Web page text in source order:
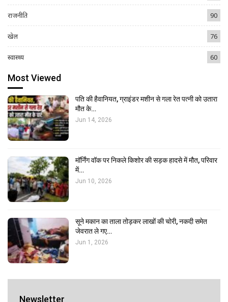
राजनीति 90
खेल 76
स्वास्थ्य 60
Most Viewed
पति की हैवानियत, ग्राइंडर मशीन से गला रेत पत्नी को उतारा
मौत के…
Jun 14, 2026
मॉर्निंग वॉक पर निकले किशोर की सड़क हादसे में मौत, परिवार
में…
Jun 10, 2026
सूने मकान का ताला तोड़कर लाखों की चोरी, नकदी समेत
जेवरात ले गए…
Jun 1, 2026
Newsletter